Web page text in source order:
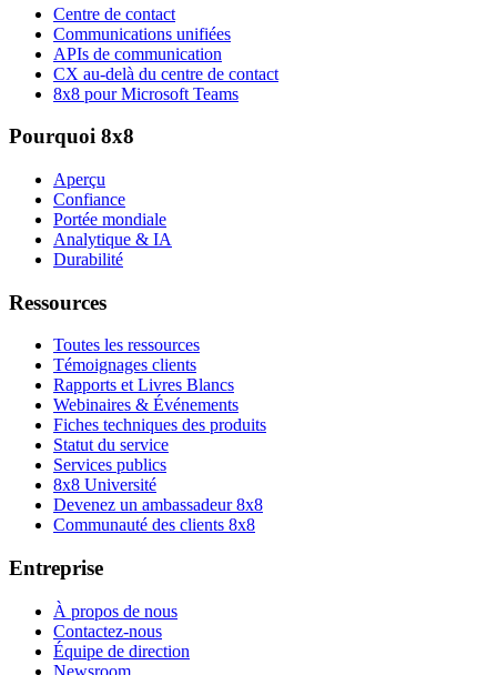
Centre de contact
Communications unifiées
APIs de communication
CX au-delà du centre de contact
8x8 pour Microsoft Teams
Pourquoi 8x8
Aperçu
Confiance
Portée mondiale
Analytique & IA
Durabilité
Ressources
Toutes les ressources
Témoignages clients
Rapports et Livres Blancs
Webinaires & Événements
Fiches techniques des produits
Statut du service
Services publics
8x8 Université
Devenez un ambassadeur 8x8
Communauté des clients 8x8
Entreprise
À propos de nous
Contactez-nous
Équipe de direction
Newsroom